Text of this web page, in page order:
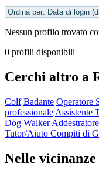
Nessun profilo trovato
0 profili disponibili
Cerchi altro a
Colf Badante Operatore
professionale Assistente
Dog Walker Addestratore
Tutor/Aiuto Compiti di
Nelle vicinanze